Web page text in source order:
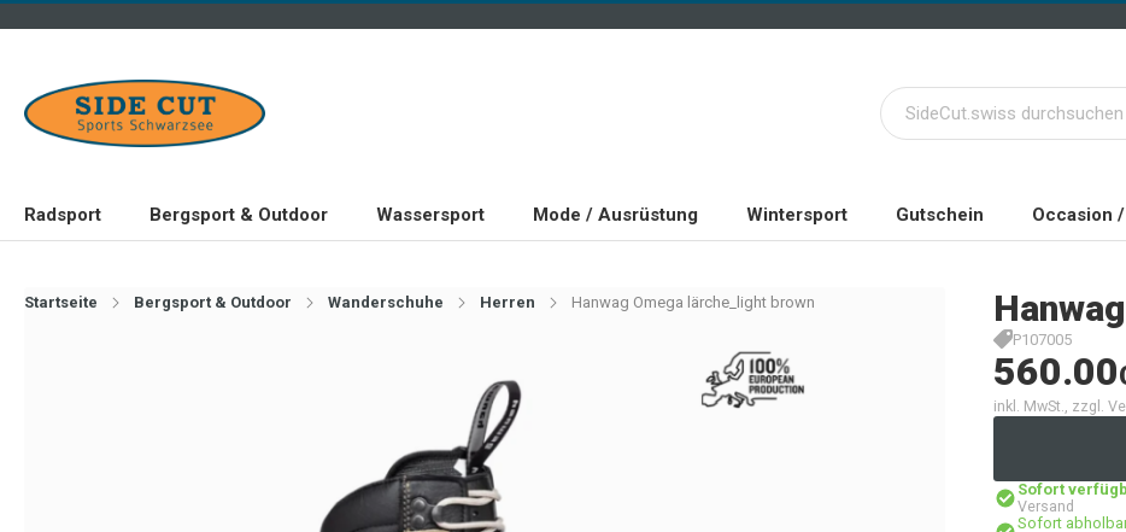
Radsport Bergsport & Outdoor Wassersport Mode / Ausrüstung Wintersport Gutschein Occasion
Startseite Bergsport & Outdoor Wanderschuhe Herren Hanwag Omega lärche_light brown Hanwag
P107005
560.00
inkl. MwSt., zzgl.
Sofort
Versand
Sofort